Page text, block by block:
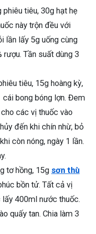
phiêu tiêu, 30g hạt hẹ
này trộn đều với
lần lấy 5g uống cùng
Tần suất dùng 3
tiêu, 15g hoàng kỳ,
cái bong bóng lợn. Đem
các vị thuốc vào
đến khi chín nhừ, bỏ
còn nóng, ngày 1 lần.
tơ hồng, 15g sơn thù
bồn tử. Tất cả vị
400ml nước thuốc.
quấy tan. Chia làm 3